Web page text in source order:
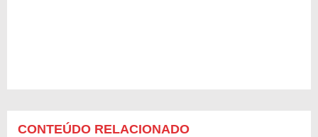
CONTEÚDO RELACIONADO